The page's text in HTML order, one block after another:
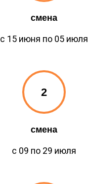
смена
с 15 июня по 05 июля
смена
с 09 по 29 июля